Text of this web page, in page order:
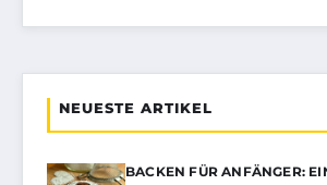
NEUESTE ARTIKEL
BACKEN FÜR ANFÄNGER: